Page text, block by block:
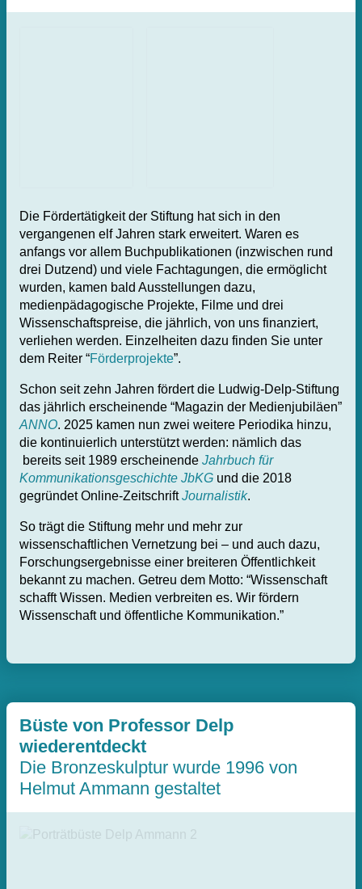
Die Fördertätigkeit der Stiftung hat sich in den
vergangenen elf Jahren stark erweitert. Waren es
anfangs vor allem Buchpublikationen (inzwischen rund
drei Dutzend) und viele Fachtagungen, die ermöglicht
wurden, kamen bald Ausstellungen dazu,
medienpädagogische Projekte, Filme und drei
Wissenschaftspreise, die jährlich, von uns finanziert,
verliehen werden. Einzelheiten dazu finden Sie unter
dem Reiter “Förderprojekte”.
Schon seit zehn Jahren fördert die Ludwig-Delp-Stiftung
das jährlich erscheinende “Magazin der Medienjubiläen”
ANNO. 2025 kamen nun zwei weitere Periodika hinzu,
die kontinuierlich unterstützt werden: nämlich das
bereits seit 1989 erscheinende Jahrbuch für
Kommunikationsgeschichte JbKG und die 2018
gegründet Online-Zeitschrift Journalistik.
So trägt die Stiftung mehr und mehr zur
wissenschaftlichen Vernetzung bei – und auch dazu,
Forschungsergebnisse einer breiteren Öffentlichkeit
bekannt zu machen. Getreu dem Motto: “Wissenschaft
schafft Wissen. Medien verbreiten es. Wir fördern
Wissenschaft und öffentliche Kommunikation.”
Büste von Professor Delp
wiederentdeckt
Die Bronzeskulptur wurde 1996 von
Helmut Ammann gestaltet